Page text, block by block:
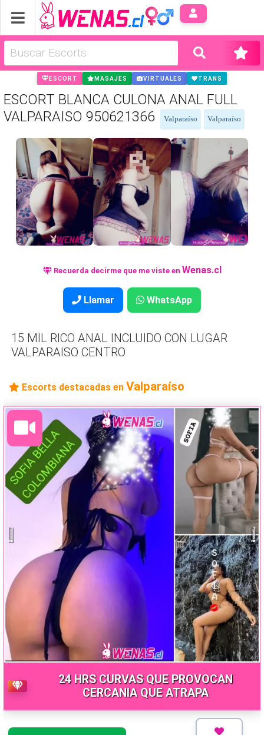
ESCORT MASAJES VIRTUALES TRANS
ESCORT BLANCA CULONA ANAL FULL
VALPARAISO 950621366
Valparaíso Valparaíso
Recuerda decirme que me viste en Wenas.cl
Llamar WhatsApp
15 MIL RICO ANAL INCLUIDO CON LUGAR
VALPARAISO CENTRO
Escorts destacadas en Valparaíso
24 HRS CURVAS QUE PROVOCAN
CERCANIA QUE ATRAPA